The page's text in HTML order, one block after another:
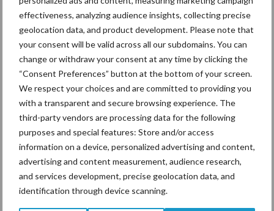
effectiveness, analyzing audience insights, collecting precise
geolocation data, and product development. Please note that
your consent will be valid across all our subdomains. You can
change or withdraw your consent at any time by clicking the
“Consent Preferences” button at the bottom of your screen.
We respect your choices and are committed to providing you
with a transparent and secure browsing experience. The
third-party vendors are processing data for the following
purposes and special features: Store and/or access
information on a device, personalized advertising and content,
advertising and content measurement, audience research,
and services development, precise geolocation data, and
identification through device scanning.
Tekst: Gerben Hofman
Beeld: Farmstore
Aanbevolen voor jou!
Grondstoffenmarkt blijft
grillig: droogte en
geopolitiek houden handel
in de greep
De speenhuid: een vaak